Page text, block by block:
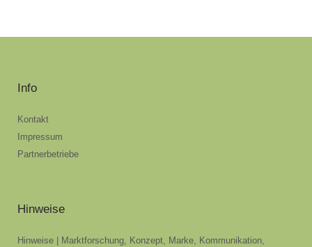
Info
Kontakt
Impressum
Partnerbetriebe
Hinweise
Hinweise | Marktforschung, Konzept, Marke, Kommunikation,